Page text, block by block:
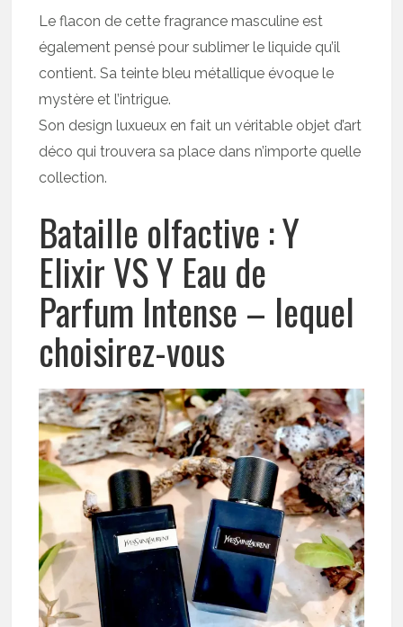
Le flacon de cette fragrance masculine est
également pensé pour sublimer le liquide qu’il
contient. Sa teinte bleu métallique évoque le
mystère et l’intrigue.
Son design luxueux en fait un véritable objet d’art
déco qui trouvera sa place dans n’importe quelle
collection.
Bataille olfactive : Y
Elixir VS Y Eau de
Parfum Intense – lequel
choisirez-vous